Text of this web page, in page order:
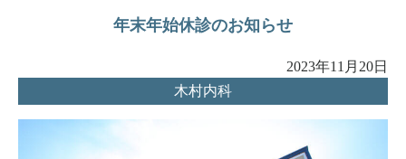
年末年始休診のお知らせ
2023年11月20日
木村内科